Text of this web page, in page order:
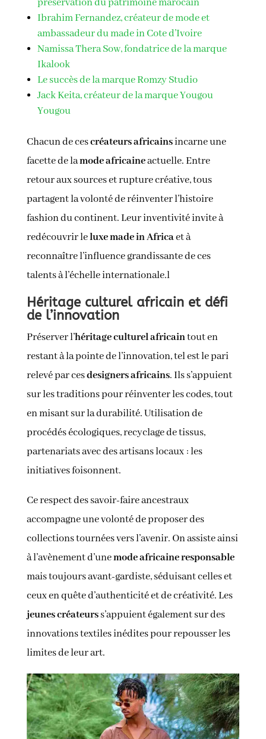
préservation du patrimoine marocain
Ibrahim Fernandez, créateur de mode et
ambassadeur du made in Cote d’Ivoire
Namissa Thera Sow, fondatrice de la marque
Ikalook
Le succès de la marque Romzy Studio
Jack Keita, créateur de la marque Yougou
Yougou
Chacun de cescréateurs africainsincarne une
facette de lamode africaineactuelle. Entre
retour aux sources et rupture créative, tous
partagent la volonté de réinventer l’histoire
fashion du continent. Leur inventivité invite à
redécouvrir leluxe made in Africaet à
reconnaître l’influence grandissante de ces
talents à l’échelle internationale.l
Héritage culturel africain et défi
de l’innovation
Préserver l’héritage culturel africaintout en
restant à la pointe de l’innovation, tel est le pari
relevé par cesdesigners africains. Ils s’appuient
sur les traditions pour réinventer les codes, tout
en misant sur la durabilité. Utilisation de
procédés écologiques, recyclage de tissus,
partenariats avec des artisans locaux : les
initiatives foisonnent.
Ce respect des savoir-faire ancestraux
accompagne une volonté de proposer des
collections tournées vers l’avenir. On assiste ainsi
à l’avènement d’unemode africaine responsable
mais toujours avant-gardiste, séduisant celles et
ceux en quête d’authenticité et de créativité. Les
jeunes créateurss’appuient également sur des
innovations textiles inédites pour repousser les
limites de leur art.